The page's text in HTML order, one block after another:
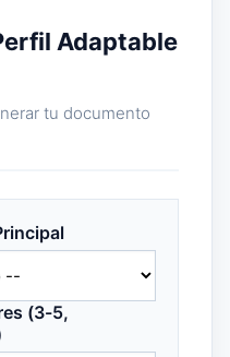
Adaptable
tu documento
(3-5,